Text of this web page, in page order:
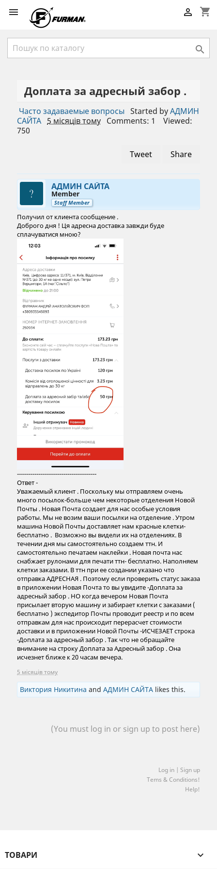
 shopping_cart


Доплата за адресный забор .
Часто задаваемые вопросы Started byАДМИН
САЙТА 5 місяців тому Comments: 1
Viewed:
750
Tweet Share
АДМИН САЙТА
Member
Staff Member
Получил от клиента сообщение .
Доброго дня ! Ця адресна доставка завжди буде
сплачуватися мною?
-----------------------------------------
Ответ -
Уважаемый клиент . Поскольку мы отправляем очень
много посылок-больше чем некоторые отделения Новой
Почты . Новая Почта создает для нас особые условия
работы. Мы не возим ваши посылки на отделение . Утром
машина Новой Почты доставляет нам красные клетки-
бесплатно . Возможно вы видели их на отделениях. В
течении дня мы самостоятельно создаем ттн. И
самостоятельно печатаем наклейки . Новая почта нас
снабжает рулонами для печати ттн- бесплатно. Наполняем
клетки заказами. В ттн при ее создании указано что
отправка АДРЕСНАЯ . Поэтому если проверить статус заказа
в приложении Новая Почта то вы увидите -Доплата за
адресный забор . НО когда вечером Новая Почта
присылает вторую машину и забирает клетки с заказами (
бесплатно ) экспедитор Почты проводит реестр и по всем
отправкам для нас происходит перерасчет стоимости
доставки и в приложении Новой Почты -ИСЧЕЗАЕТ строка
-Доплата за адресный забор . Так что не обращайте
внимание на строку Доплата за Адресный забор . Она
исчезнет ближе к 20 часам вечера.
5 місяців тому
Виктория Никитина and АДМИН САЙТА likes this.
(You must log in or sign up to post here)
Log in | Sign up
Tems & Conditions!
Help!
ТОВАРИ 